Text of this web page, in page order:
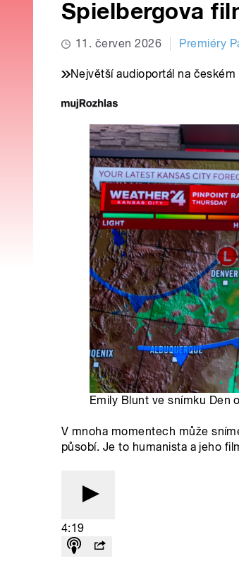
Spielbergova
11. červen 2026 Premiéry
Největší audioportál na
Emily Blunt ve snímku Den
V mnoha momentech může
působí. Je to humanista a jeho
4:19